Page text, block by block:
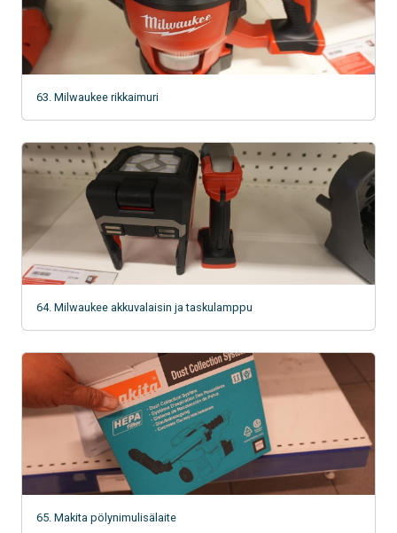
63. Milwaukee rikkaimuri
64. Milwaukee akkuvalaisin ja taskulamppu
65. Makita pölynimulisälaite